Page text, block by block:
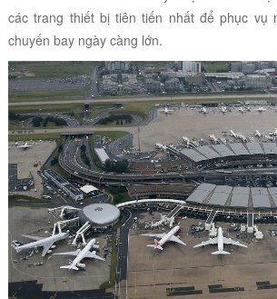
các trang thiết bị tiên tiến nhất để phục vụ
chuyến bay ngày càng lớn.